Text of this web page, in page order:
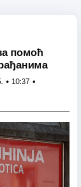
помоћ
• 10:37 •